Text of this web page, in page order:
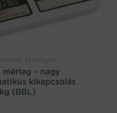
– nagy
kikapcsolás
(BBL)